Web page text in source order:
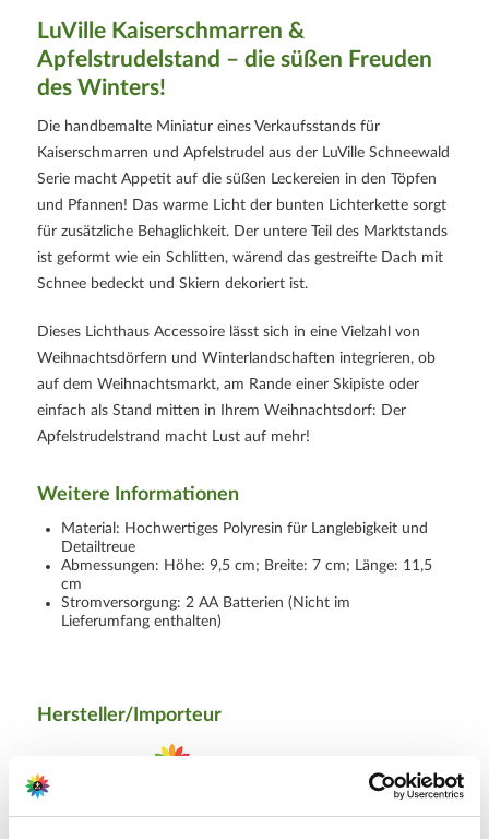
LuVille Kaiserschmarren &
Apfelstrudelstand – die süßen Freuden
des Winters!
Die handbemalte Miniatur eines Verkaufsstands für
Kaiserschmarren und Apfelstrudel aus der LuVille Schneewald
Serie macht Appetit auf die süßen Leckereien in den Töpfen
und Pfannen! Das warme Licht der bunten Lichterkette sorgt
für zusätzliche Behaglichkeit. Der untere Teil des Marktstands
ist geformt wie ein Schlitten, wärend das gestreifte Dach mit
Schnee bedeckt und Skiern dekoriert ist.
Dieses Lichthaus Accessoire lässt sich in eine Vielzahl von
Weihnachtsdörfern und Winterlandschaften integrieren, ob
auf dem Weihnachtsmarkt, am Rande einer Skipiste oder
einfach als Stand mitten in Ihrem Weihnachtsdorf: Der
Apfelstrudelstrand macht Lust auf mehr!
Weitere Informationen
Material: Hochwertiges Polyresin für Langlebigkeit und
Detailtreue
Abmessungen: Höhe: 9,5 cm; Breite: 7 cm; Länge: 11,5
cm
Stromversorgung: 2 AA Batterien (Nicht im
Lieferumfang enthalten)
Hersteller/Importeur
Ahrens+Sieberz GmbH &